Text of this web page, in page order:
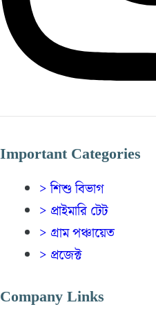
Important Categories
> শিশু বিভাগ
> প্রাইমারি টেট
> গ্রাম পঞ্চায়েত
> প্রজেক্ট
Company Links